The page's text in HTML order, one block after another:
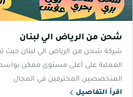
شحن من الرياض الي لبنان
شركة شحن من الرياض الي لبنان حيث
العملية على أعلى مستوى ممكن
المتخصصين المحترفين في المجال
اقرأ التفاصيل